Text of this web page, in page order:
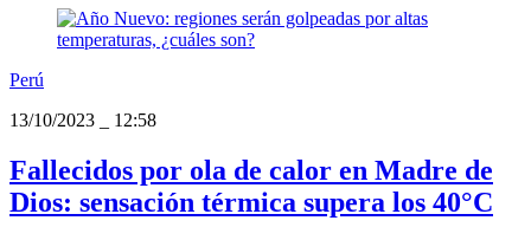
Perú
13/10/2023
12:58
Fallecidos por ola de calor en Madre de
Dios: sensación térmica supera los 40°C